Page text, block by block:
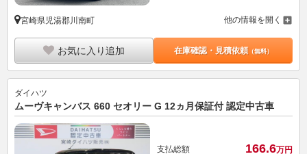
宮崎県児湯郡川南町 他の情報を開く
お気に入り追加 在庫確認・見積依頼（無料）
ダイハツ
ムーヴキャンバス 660 セオリー G 12ヵ月保証付 認定中古車
支払総額 166.6万円